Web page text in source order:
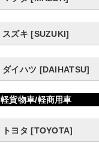
スズキ [SUZUKI]
ダイハツ [DAIHATSU]
軽貨物車/軽商用車
トヨタ [TOYOTA]